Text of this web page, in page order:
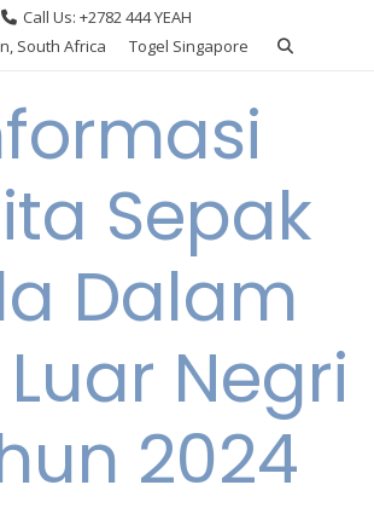
Call Us: +2782 444 YEAH
South Africa
Togel Singapore
Sepak
Dalam
Negri
2024